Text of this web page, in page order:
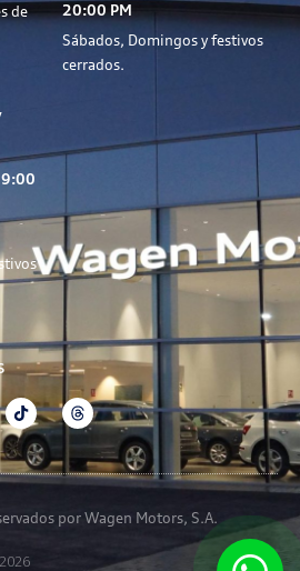
de
20:00 PM
Sábados, Domingos y festivos
cerrados.
por Wagen Motors, S.A.